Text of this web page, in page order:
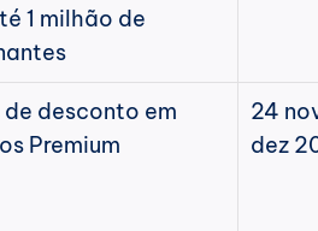
1 milhão de
de desconto em
Premium
24
dez